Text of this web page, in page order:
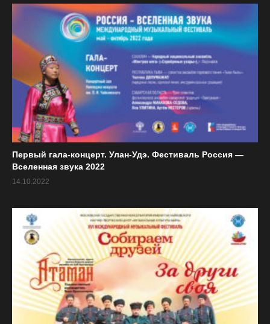
Первый гала-концерт. Улан-Удэ. Фестиваль Россия —
Вселенная звука 2022
14.10.2022